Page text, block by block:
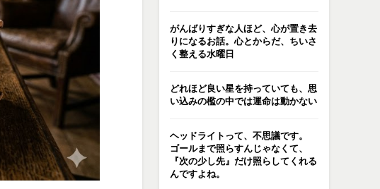
がんばりすぎな人ほど、心が置き去
りになるお話。心とからだ、ちいさ
く整える水曜日
どれほど良い星を持っていても、思
い込みの檻の中では運命は動かない
ヘッドライトって、不思議です。
ゴールまで照らすんじゃなくて、
『次の少し先』だけ照らしてくれる
んですよね。